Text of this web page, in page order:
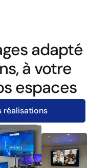
adapté
à votre
espaces
réalisations